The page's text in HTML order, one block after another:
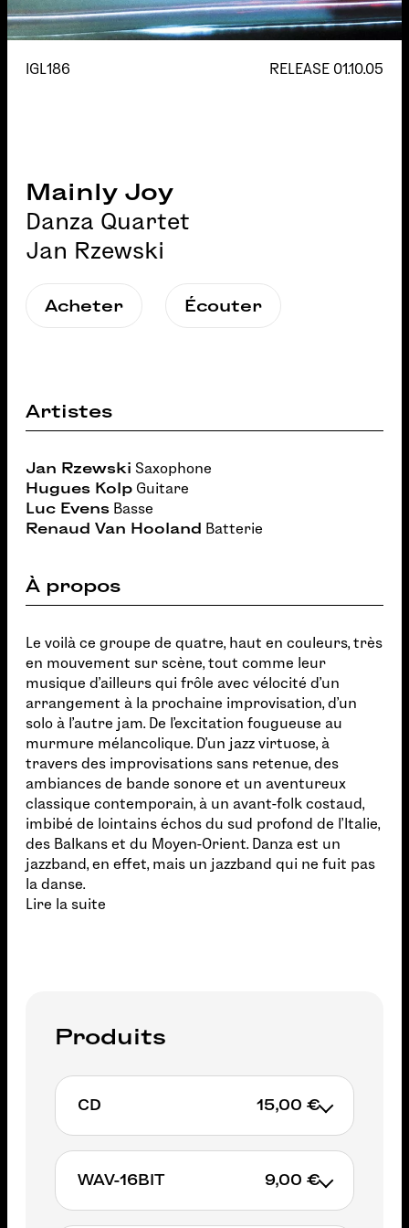
IGL186 RELEASE 01.10.05
Mainly Joy
Danza Quartet
Jan Rzewski
Acheter Écouter
Artistes
Jan Rzewski Saxophone
Hugues Kolp Guitare
Luc Evens Basse
Renaud Van Hooland Batterie
À propos
Le voilà ce groupe de quatre, haut en couleurs, très
en mouvement sur scène, tout comme leur
musique d'ailleurs qui frôle avec vélocité d'un
arrangement à la prochaine improvisation, d'un
solo à l'autre jam. De l'excitation fougueuse au
murmure mélancolique. D'un jazz virtuose, à
travers des improvisations sans retenue, des
ambiances de bande sonore et un aventureux
classique contemporain, à un avant-folk costaud,
imbibé de lointains échos du sud profond de l'Italie,
des Balkans et du Moyen-Orient. Danza est un
jazzband, en effet, mais un jazzband qui ne fuit pas
la danse.
Lire la suite
Produits
CD 15,00 €
AJOUTER AU PANIER
WAV-16BIT 9,00 €